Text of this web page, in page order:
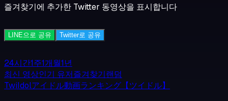
즐겨찾기에 추가한 Twitter 동영상을 표시합니다
LINE으로 공유 Twitter로 공유
24시간1주1개월1년
최신 영상인기 유저즐겨찾기랜덤
TwiIdolアイドル動画ランキング【ツイドル】